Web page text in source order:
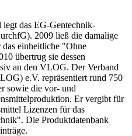
legt das EG-Gentechnik-
2009 ließ die damalige
einheitliche "Ohne
übertrug sie dessen
an den VLOG. Der Verband
e.V. repräsentiert rund 750
sowie die vor- und
Er vergibt für
Lizenzen für das
Die Produktdatenbank